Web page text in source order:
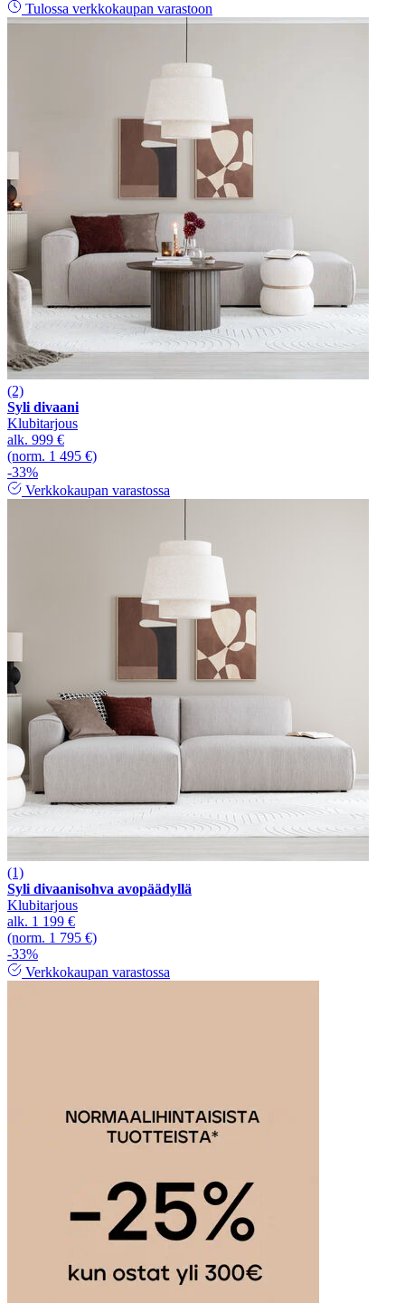
Tulossa verkkokaupan varastoon
(2)
Syli divaani
Klubitarjous
alk. 999 €
(norm. 1 495 €)
-33%
Verkkokaupan varastossa
(1)
Syli divaanisohva avopäädyllä
Klubitarjous
alk. 1 199 €
(norm. 1 795 €)
-33%
Verkkokaupan varastossa